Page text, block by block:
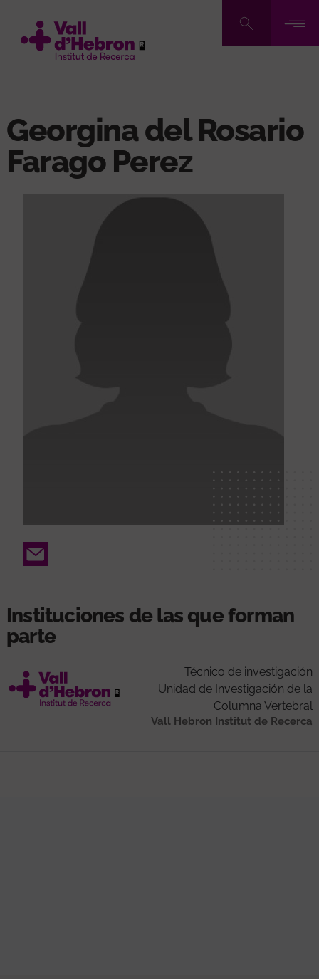
contenido
Georgina del Rosario
Farago Perez
Email
Instituciones de las que forman
parte
Técnico de investigación
Unidad de Investigación de la
Columna Vertebral
Vall Hebron Institut de Recerca